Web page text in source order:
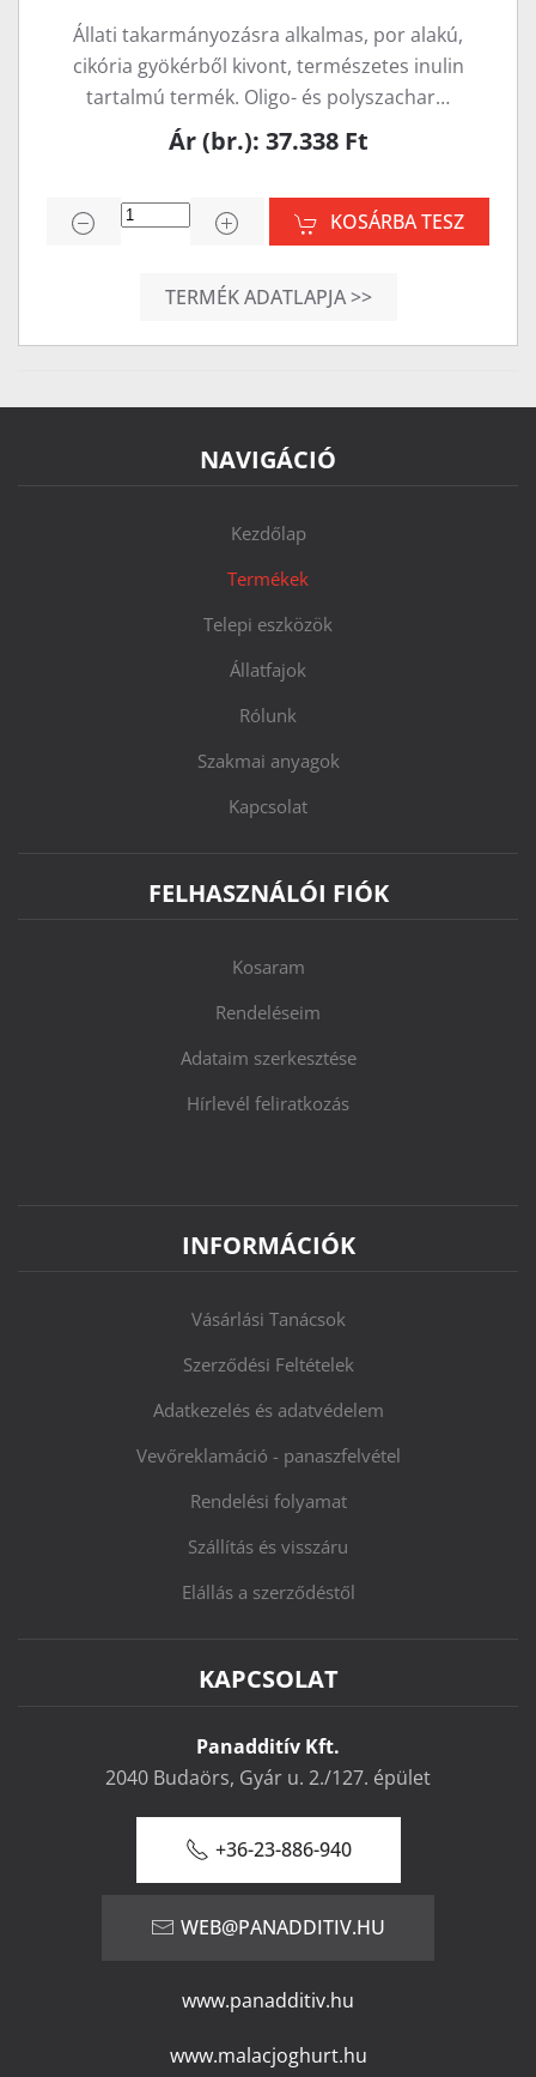
Állati takarmányozásra alkalmas, por alakú,
cikória gyökérből kivont, természetes inulin
tartalmú termék. Oligo- és polyszachar…
Ár (br.): 37.338 Ft
KOSÁRBA TESZ
TERMÉK ADATLAPJA >>
NAVIGÁCIÓ
Kezdőlap
Termékek
Telepi eszközök
Állatfajok
Rólunk
Szakmai anyagok
Kapcsolat
FELHASZNÁLÓI FIÓK
Kosaram
Rendeléseim
Adataim szerkesztése
Hírlevél feliratkozás
INFORMÁCIÓK
Vásárlási Tanácsok
Szerződési Feltételek
Adatkezelés és adatvédelem
Vevőreklamáció - panaszfelvétel
Rendelési folyamat
Szállítás és visszáru
Elállás a szerződéstől
KAPCSOLAT
Panadditív Kft.
2040 Budaörs, Gyár u. 2./127. épület
+36-23-886-940
WEB@PANADDITIV.HU
www.panadditiv.hu
www.malacjoghurt.hu